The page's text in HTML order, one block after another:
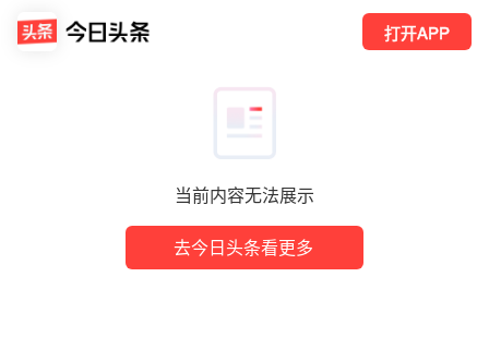
当前内容无法展示
去今日头条看更多
打开APP